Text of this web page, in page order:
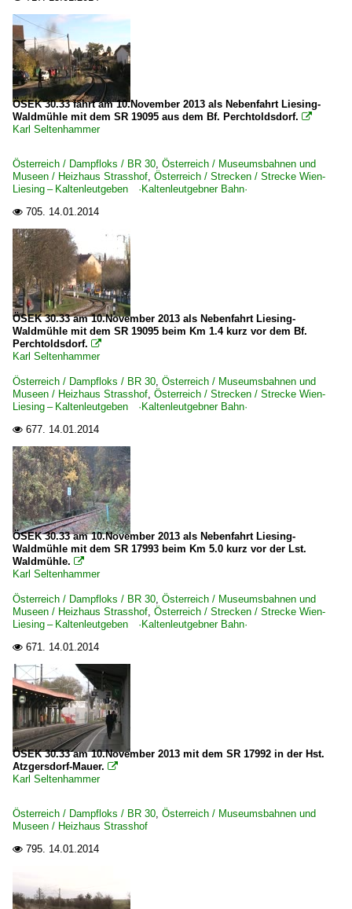
ÖSEK 30.33 fährt am 10.November 2013 als Nebenfahrt Liesing-
Waldmühle mit dem SR 19095 aus dem Bf. Perchtoldsdorf. 
Karl Seltenhammer
Österreich / Dampfloks / BR 30, Österreich / Museumsbahnen und
Museen / Heizhaus Strasshof, Österreich / Strecken / Strecke Wien-
Liesing – Kaltenleutgeben ·Kaltenleutgebner Bahn·
 705. 14.01.2014
ÖSEK 30.33 am 10.November 2013 als Nebenfahrt Liesing-
Waldmühle mit dem SR 19095 beim Km 1.4 kurz vor dem Bf.
Perchtoldsdorf. 
Karl Seltenhammer
Österreich / Dampfloks / BR 30, Österreich / Museumsbahnen und
Museen / Heizhaus Strasshof, Österreich / Strecken / Strecke Wien-
Liesing – Kaltenleutgeben ·Kaltenleutgebner Bahn·
 677. 14.01.2014
ÖSEK 30.33 am 10.November 2013 als Nebenfahrt Liesing-
Waldmühle mit dem SR 17993 beim Km 5.0 kurz vor der Lst.
Waldmühle. 
Karl Seltenhammer
Österreich / Dampfloks / BR 30, Österreich / Museumsbahnen und
Museen / Heizhaus Strasshof, Österreich / Strecken / Strecke Wien-
Liesing – Kaltenleutgeben ·Kaltenleutgebner Bahn·
 671. 14.01.2014
ÖSEK 30.33 am 10.November 2013 mit dem SR 17992 in der Hst.
Atzgersdorf-Mauer. 
Karl Seltenhammer
Österreich / Dampfloks / BR 30, Österreich / Museumsbahnen und
Museen / Heizhaus Strasshof
 795. 14.01.2014